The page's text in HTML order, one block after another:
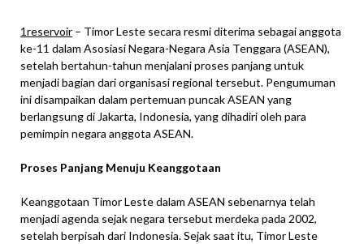
1reservoir – Timor Leste secara resmi diterima sebagai anggota
ke-11 dalam Asosiasi Negara-Negara Asia Tenggara (ASEAN),
setelah bertahun-tahun menjalani proses panjang untuk
menjadi bagian dari organisasi regional tersebut. Pengumuman
ini disampaikan dalam pertemuan puncak ASEAN yang
berlangsung di Jakarta, Indonesia, yang dihadiri oleh para
pemimpin negara anggota ASEAN.
Proses Panjang Menuju Keanggotaan
Keanggotaan Timor Leste dalam ASEAN sebenarnya telah
menjadi agenda sejak negara tersebut merdeka pada 2002,
setelah berpisah dari Indonesia. Sejak saat itu, Timor Leste